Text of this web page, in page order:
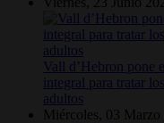
Vall d’Hebron pone
integral para tratar
adultos
Miércoles, 03 Marzo